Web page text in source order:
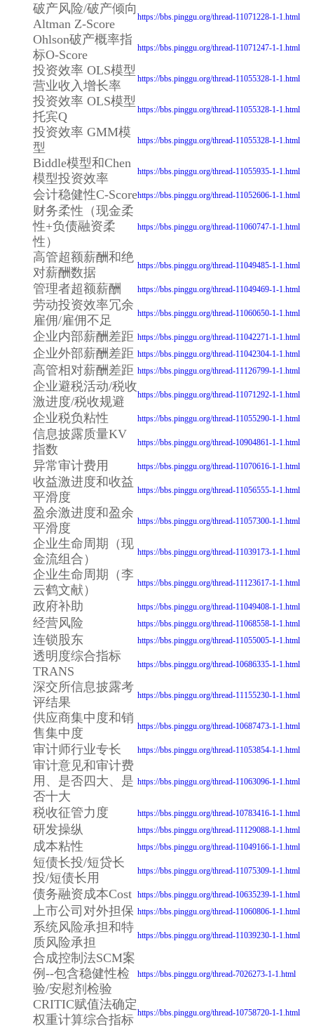
破产风险/破产倾向
Altman Z-Score
https://bbs.pinggu.org/thread-11071228-1-1.html
Ohlson破产概率指
标O-Score
https://bbs.pinggu.org/thread-11071247-1-1.html
投资效率 OLS模型
营业收入增长率
https://bbs.pinggu.org/thread-11055328-1-1.html
投资效率 OLS模型
托宾Q
https://bbs.pinggu.org/thread-11055328-1-1.html
投资效率 GMM模
型
https://bbs.pinggu.org/thread-11055328-1-1.html
Biddle模型和Chen
模型投资效率
https://bbs.pinggu.org/thread-11055935-1-1.html
会计稳健性C-Scorehttps://bbs.pinggu.org/thread-11052606-1-1.html
财务柔性（现金柔
性+负债融资柔
性）
https://bbs.pinggu.org/thread-11060747-1-1.html
高管超额薪酬和绝
对薪酬数据
https://bbs.pinggu.org/thread-11049485-1-1.html
管理者超额薪酬 https://bbs.pinggu.org/thread-11049469-1-1.html
劳动投资效率冗余
雇佣/雇佣不足
https://bbs.pinggu.org/thread-11060650-1-1.html
企业内部薪酬差距 https://bbs.pinggu.org/thread-11042271-1-1.html
企业外部薪酬差距 https://bbs.pinggu.org/thread-11042304-1-1.html
高管相对薪酬差距 https://bbs.pinggu.org/thread-11126799-1-1.html
企业避税活动/税收
激进度/税收规避
https://bbs.pinggu.org/thread-11071292-1-1.html
企业税负粘性 https://bbs.pinggu.org/thread-11055290-1-1.html
信息披露质量KV
指数
https://bbs.pinggu.org/thread-10904861-1-1.html
异常审计费用 https://bbs.pinggu.org/thread-11070616-1-1.html
收益激进度和收益
平滑度
https://bbs.pinggu.org/thread-11056555-1-1.html
盈余激进度和盈余
平滑度
https://bbs.pinggu.org/thread-11057300-1-1.html
企业生命周期（现
金流组合）
https://bbs.pinggu.org/thread-11039173-1-1.html
企业生命周期（李
云鹤文献）
https://bbs.pinggu.org/thread-11123617-1-1.html
政府补助 https://bbs.pinggu.org/thread-11049408-1-1.html
经营风险 https://bbs.pinggu.org/thread-11068558-1-1.html
连锁股东 https://bbs.pinggu.org/thread-11055005-1-1.html
透明度综合指标
TRANS
https://bbs.pinggu.org/thread-10686335-1-1.html
深交所信息披露考
评结果
https://bbs.pinggu.org/thread-11155230-1-1.html
供应商集中度和销
售集中度
https://bbs.pinggu.org/thread-10687473-1-1.html
审计师行业专长 https://bbs.pinggu.org/thread-11053854-1-1.html
审计意见和审计费
用、是否四大、是
否十大
https://bbs.pinggu.org/thread-11063096-1-1.html
税收征管力度 https://bbs.pinggu.org/thread-10783416-1-1.html
研发操纵 https://bbs.pinggu.org/thread-11129088-1-1.html
成本粘性 https://bbs.pinggu.org/thread-11049166-1-1.html
短债长投/短贷长
投/短债长用
https://bbs.pinggu.org/thread-11075309-1-1.html
债务融资成本Cost https://bbs.pinggu.org/thread-10635239-1-1.html
上市公司对外担保 https://bbs.pinggu.org/thread-11060806-1-1.html
系统风险承担和特
质风险承担
https://bbs.pinggu.org/thread-11039230-1-1.html
合成控制法SCM案
例--包含稳健性检
验/安慰剂检验
https://bbs.pinggu.org/thread-7026273-1-1.html
CRITIC赋值法确定
权重计算综合指标 https://bbs.pinggu.org/thread-10758720-1-1.html